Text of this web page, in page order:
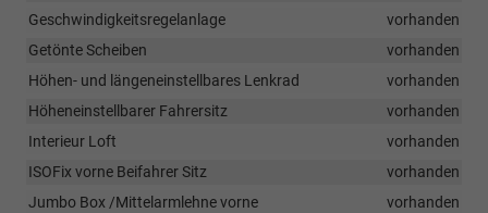
Geschwindigkeitsregelanlage
vorhanden
Getönte Scheiben
vorhanden
Höhen- und längeneinstellbares Lenkrad
vorhanden
Höheneinstellbarer Fahrersitz
vorhanden
Interieur Loft
vorhanden
ISOFix vorne Beifahrer Sitz
vorhanden
Jumbo Box /Mittelarmlehne vorne
vorhanden